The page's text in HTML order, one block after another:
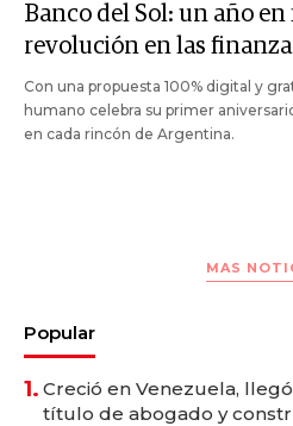
Banco del Sol: un año
revolución en las
Con una propuesta 100% digital y
humano celebra su primer
en cada rincón de Argentina.
MAS
Popular
1. Creció en Venezuela,
título de abogado y